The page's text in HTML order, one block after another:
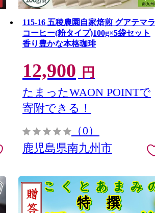
115-16 五稜農園自家焙煎 グアテマラ
コーヒー(粉タイプ)100g×5袋セット
香り豊かな本格珈琲
12,900 円
たまったWAON POINTで
寄附できる！
（0）
鹿児島県南九州市